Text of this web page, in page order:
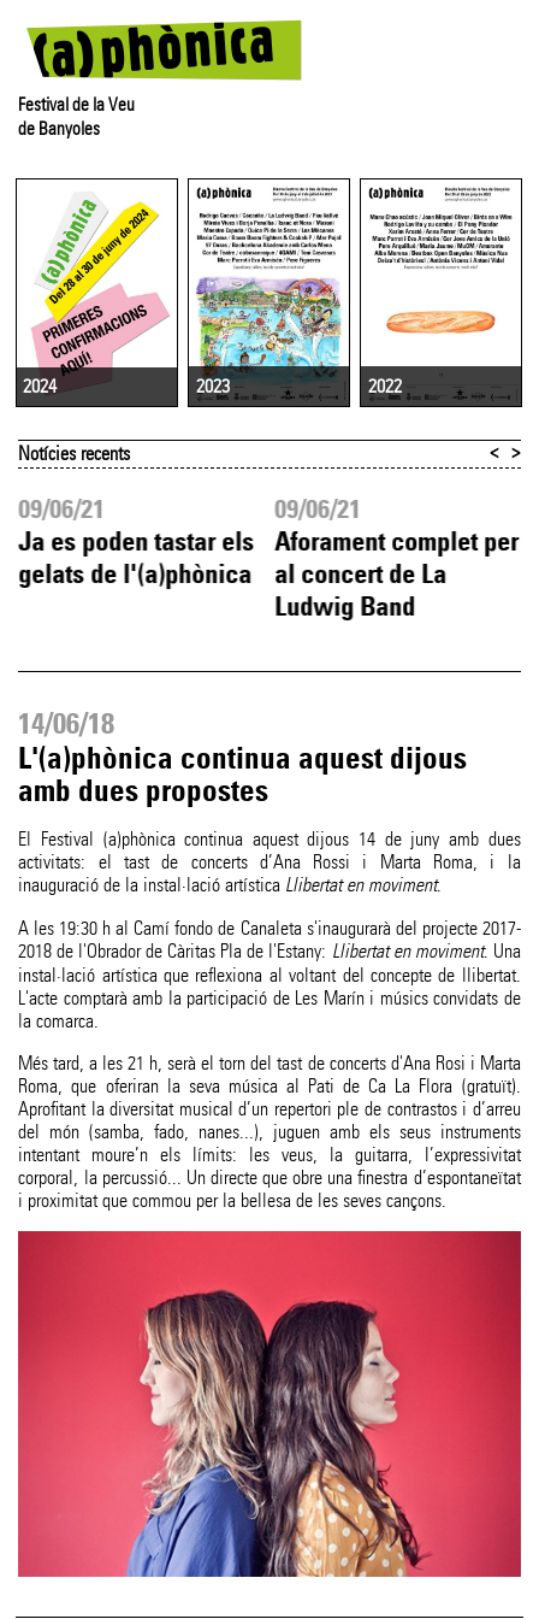
Festival de la Veu
de Banyoles
2024 2023 2022
Notícies recents
09/06/21
Ja es poden tastar els
gelats de l'(a)phònica
09/06/21
Aforament complet per
al concert de La
Ludwig Band
< >
14/06/18
L'(a)phònica continua aquest dijous
amb dues propostes
El Festival (a)phònica continua aquest dijous 14 de juny amb dues
activitats: el tast de concerts d’Ana Rossi i Marta Roma, i la
inauguració de la instal·lació artística Llibertat en moviment.
A les 19:30 h al Camí fondo de Canaleta s'inaugurarà del projecte 2017-
2018 de l'Obrador de Càritas Pla de l'Estany: Llibertat en moviment. Una
instal·lació artística que reflexiona al voltant del concepte de llibertat.
L'acte comptarà amb la participació de Les Marín i músics convidats de
la comarca.
Més tard, a les 21 h, serà el torn del tast de concerts d'Ana Rosi i Marta
Roma, que oferiran la seva música al Pati de Ca La Flora (gratuït).
Aprofitant la diversitat musical d’un repertori ple de contrastos i d’arreu
del món (samba, fado, nanes...), juguen amb els seus instruments
intentant moure’n els límits: les veus, la guitarra, l’expressivitat
corporal, la percussió... Un directe que obre una finestra d’espontaneïtat
i proximitat que commou per la bellesa de les seves cançons.